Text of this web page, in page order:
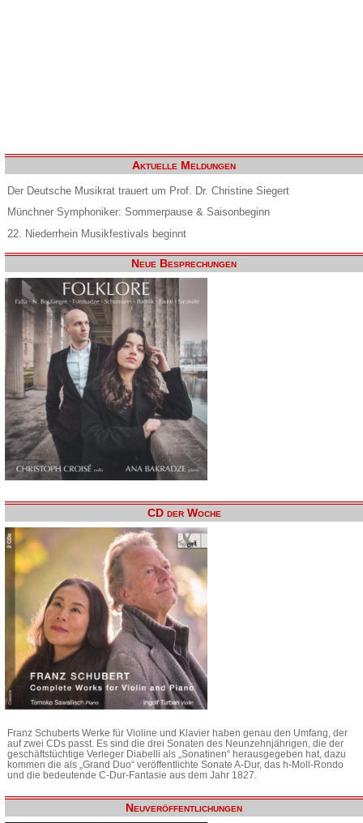
Aktuelle Meldungen
Der Deutsche Musikrat trauert um Prof. Dr. Christine Siegert
Münchner Symphoniker: Sommerpause & Saisonbeginn
22. Niederrhein Musikfestivals beginnt
Neue Besprechungen
CD der Woche
Franz Schuberts Werke für Violine und Klavier haben genau den Umfang, der
auf zwei CDs passt. Es sind die drei Sonaten des Neunzehnjährigen, die der
geschäftstüchtige Verleger Diabelli als „Sonatinen“ herausgegeben hat, dazu
kommen die als „Grand Duo“ veröffentlichte Sonate A-Dur, das h-Moll-Rondo
und die bedeutende C-Dur-Fantasie aus dem Jahr 1827.
Neuveröffentlichungen